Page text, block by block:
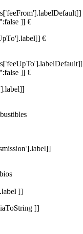
]] €
€
]] €
]]
]]